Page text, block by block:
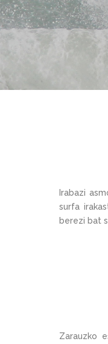
Irabazi
surfa
berezi bat
Zarauzko